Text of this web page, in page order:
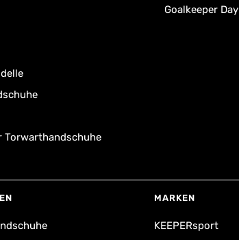
Torwarthandschuhe
Goalkeeper Day
MARKEN
KEEPERsport